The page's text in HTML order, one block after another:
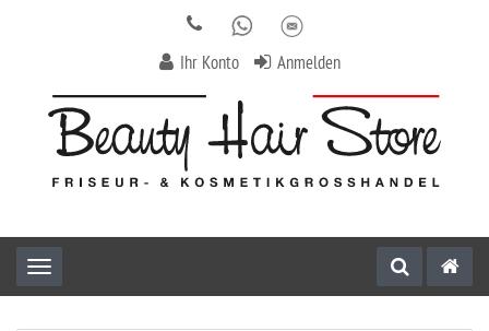
Ihr Konto Anmelden
Toggle navigation